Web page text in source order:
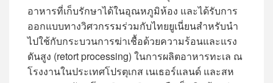
อาหารที่เก็บรักษาได้ในอุณหภูมิห้อง และได้รับการ
ออกแบบทางวิศวกรรมร่วมกับไทยยูเนี่ยนสำหรับนำ
ไปใช้กับกระบวนการฆ่าเชื้อด้วยความร้อนและแรง
ดันสูง (retort processing) ในการผลิตอาหารทะเล ณ
โรงงานในประเทศโปรตุเกส เนเธอร์แลนด์ และสห